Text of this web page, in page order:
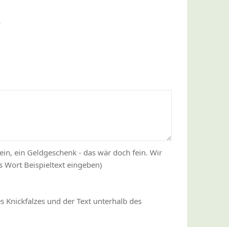
ein Geldgeschenk - das wär doch fein. Wir
Wort Beispieltext eingeben)
Knickfalzes und der Text unterhalb des